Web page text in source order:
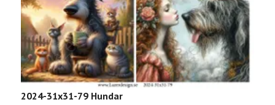
2024-31x31-79 Hundar